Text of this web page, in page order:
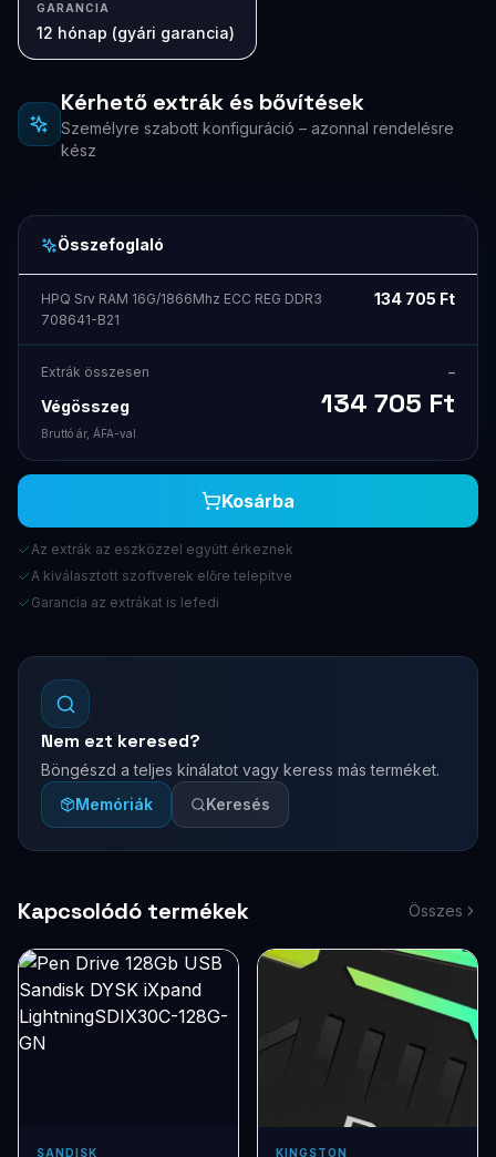
GARANCIA
12 hónap (gyári garancia)
Kérhető extrák és bővítések
Személyre szabott konfiguráció – azonnal rendelésre
kész
Összefoglaló
HPQ Srv RAM 16G/1866Mhz ECC REG DDR3
708641-B21
134 705 Ft
Extrák összesen –
Végösszeg 134 705 Ft
Bruttó ár, ÁFA-val
Kosárba
Az extrák az eszközzel együtt érkeznek
A kiválasztott szoftverek előre telepítve
Garancia az extrákat is lefedi
Nem ezt keresed?
Böngészd a teljes kínálatot vagy keress más terméket.
Memóriák
Keresés
Kapcsolódó termékek Összes
SANDISK KINGSTON